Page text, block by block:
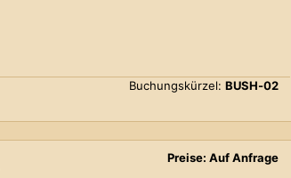
Buchungskürzel: BUSH-02
Preise: Auf Anfrage